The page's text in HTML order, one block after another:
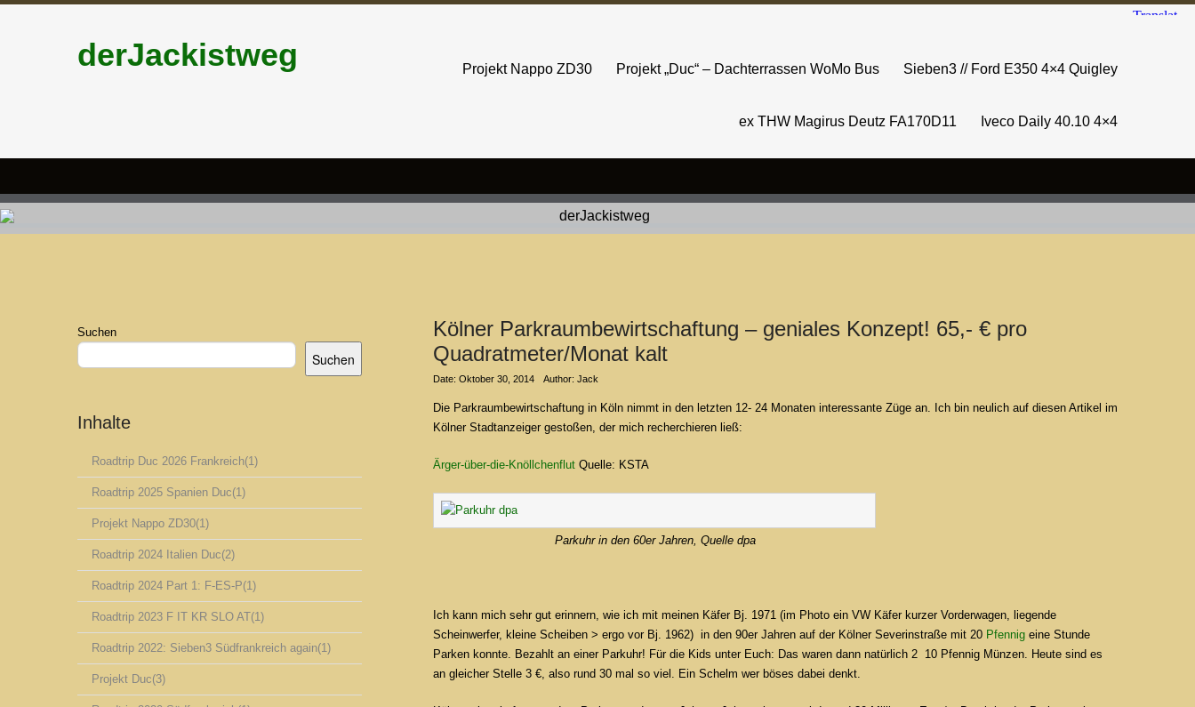
derJackistweg Projekt Nappo ZD30 Projekt „Duc“ – Dachterrassen WoMo Bus Sieben3 // Ford E350 4×4 Quigley
ex THW Magirus Deutz FA170D11 Iveco Daily 40.10 4×4
Suchen
Suchen
Inhalte
Roadtrip Duc 2026 Frankreich(1)
Roadtrip 2025 Spanien Duc(1)
Projekt Nappo ZD30(1)
Roadtrip 2024 Italien Duc(2)
Roadtrip 2024 Part 1: F-ES-P(1)
Roadtrip 2023 F IT KR SLO AT(1)
Roadtrip 2022: Sieben3 Südfrankreich again(1)
Projekt Duc(3)
Kölner Parkraumbewirtschaftung – geniales Konzept! 65,- € pro
Quadratmeter/Monat kalt
Date: Oktober 30, 2014 Author: Jack
Die Parkraumbewirtschaftung in Köln nimmt in den letzten 12- 24 Monaten interessante Züge an. Ich bin neulich auf diesen Artikel im
Kölner Stadtanzeiger gestoßen, der mich recherchieren ließ:
Ärger-über-die-Knöllchenflut Quelle: KSTA
Parkuhr in den 60er Jahren, Quelle dpa
Ich kann mich sehr gut erinnern, wie ich mit meinen Käfer Bj. 1971 (im Photo ein VW Käfer kurzer Vorderwagen, liegende
Scheinwerfer, kleine Scheiben > ergo vor Bj. 1962) in den 90er Jahren auf der Kölner Severinstraße mit 20 Pfennig eine Stunde
Parken konnte. Bezahlt an einer Parkuhr! Für die Kids unter Euch: Das waren dann natürlich 2 10 Pfennig Münzen. Heute sind es
an gleicher Stelle 3 €, also rund 30 mal so viel. Ein Schelm wer böses dabei denkt.